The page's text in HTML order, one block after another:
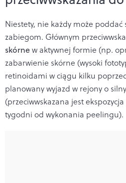
Niestety, nie każdy może
zabiegom. Głównym
skórnew aktywnej formie (np.
zabarwienie skórne (wysoki
retinoidami w ciągu kilku
planowany wyjazd w rejony o
(przeciwwskazana jest
tygodni od wykonania peelingu).